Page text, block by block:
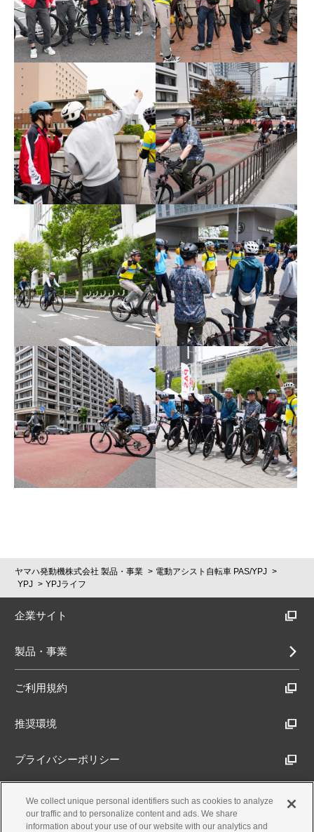
ヤマハ発動機株式会社 製品・事業
電動アシスト自転車 PAS/YPJ
YPJ
YPJライフ
企業サイト
製品・事業
ご利用規約
推奨環境
プライバシーポリシー
Cookieポリシー
We collect unique personal identifiers such as cookies to analyze
our traffic and to personalize content and ads. We share
information about your use of our website with our analytics and